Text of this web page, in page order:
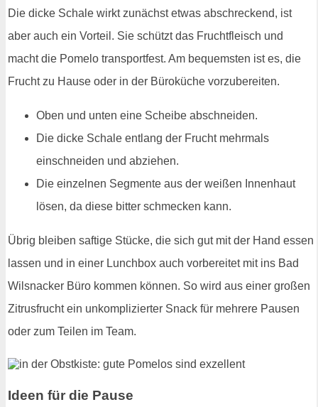
Die dicke Schale wirkt zunächst etwas abschreckend, ist
aber auch ein Vorteil. Sie schützt das Fruchtfleisch und
macht die Pomelo transportfest. Am bequemsten ist es, die
Frucht zu Hause oder in der Büroküche vorzubereiten.
Oben und unten eine Scheibe abschneiden.
Die dicke Schale entlang der Frucht mehrmals
einschneiden und abziehen.
Die einzelnen Segmente aus der weißen Innenhaut
lösen, da diese bitter schmecken kann.
Übrig bleiben saftige Stücke, die sich gut mit der Hand essen
lassen und in einer Lunchbox auch vorbereitet mit ins Bad
Wilsnacker Büro kommen können. So wird aus einer großen
Zitrusfrucht ein unkomplizierter Snack für mehrere Pausen
oder zum Teilen im Team.
Ideen für die Pause